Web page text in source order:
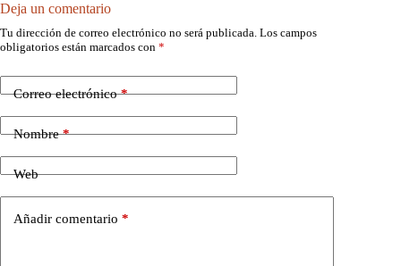
Deja un comentario
Tu dirección de correo electrónico no será publicada. Los campos
obligatorios están marcados con *
Correo electrónico*
Nombre*
Web
Añadir comentario *